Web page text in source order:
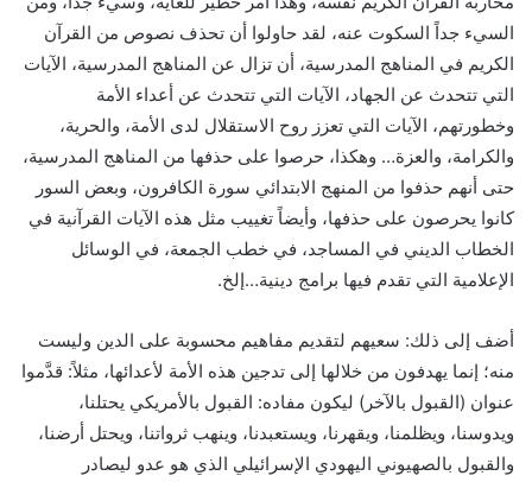
السيء جداً السكوت عنه، لقد حاولوا أن تحذف نصوص من القرآن
الكريم في المناهج المدرسية، أن تزال عن المناهج المدرسية، الآيات
التي تتحدث عن الجهاد، الآيات التي تتحدث عن أعداء الأمة
وخطورتهم، الآيات التي تعزز روح الاستقلال لدى الأمة، والحرية،
والكرامة، والعزة… وهكذا، حرصوا على حذفها من المناهج المدرسية،
حتى أنهم حذفوا من المنهج الابتدائي سورة الكافرون، وبعض السور
كانوا يحرصون على حذفها، وأيضاً تغييب مثل هذه الآيات القرآنية في
الخطاب الديني في المساجد، في خطب الجمعة، في الوسائل
الإعلامية التي تقدم فيها برامج دينية…إلخ.
أضف إلى ذلك: سعيهم لتقديم مفاهيم محسوبة على الدين وليست
منه؛ إنما يهدفون من خلالها إلى تدجين هذه الأمة لأعدائها، مثلاً: قدَّموا
عنوان (القبول بالآخر) ليكون مفاده: القبول بالأمريكي يحتلنا،
ويدوسنا، ويظلمنا، ويقهرنا، ويستعبدنا، وينهب ثرواتنا، ويحتل أرضنا،
والقبول بالصهيوني اليهودي الإسرائيلي الذي هو عدو ليصادر